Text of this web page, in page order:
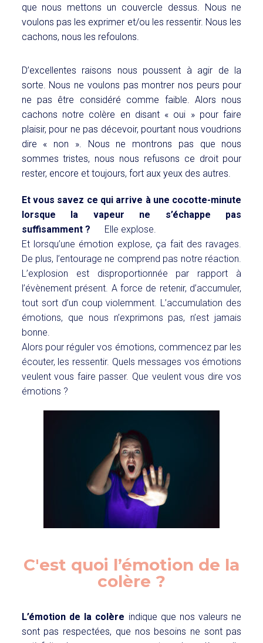
que nous mettons un couvercle dessus. Nous ne
voulons pas les exprimer et/ou les ressentir. Nous les
cachons, nous les refoulons.
D’excellentes raisons nous poussent à agir de la
sorte. Nous ne voulons pas montrer nos peurs pour
ne pas être considéré comme faible. Alors nous
cachons notre colère en disant « oui » pour faire
plaisir, pour ne pas décevoir, pourtant nous voudrions
dire « non ». Nous ne montrons pas que nous
sommes tristes, nous nous refusons ce droit pour
rester, encore et toujours, fort aux yeux des autres.
Et vous savez ce qui arrive à une cocotte-minute
lorsque la vapeur ne s’échappe pas
suffisamment ? Elle explose.
Et lorsqu’une émotion explose, ça fait des ravages.
De plus, l’entourage ne comprend pas notre réaction.
L’explosion est disproportionnée par rapport à
l’évènement présent. A force de retenir, d’accumuler,
tout sort d’un coup violemment. L’accumulation des
émotions, que nous n’exprimons pas, n’est jamais
bonne.
Alors pour réguler vos émotions, commencez par les
écouter, les ressentir. Quels messages vos émotions
veulent vous faire passer. Que veulent vous dire vos
émotions ?
C'est quoi l’émotion de la
colère ?
L’émotion de la colère indique que nos valeurs ne
sont pas respectées, que nos besoins ne sont pas